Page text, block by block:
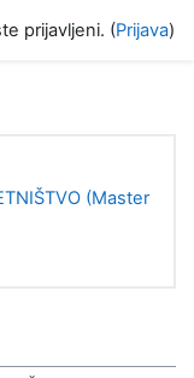
prijavljeni. (Prijava)
(Master